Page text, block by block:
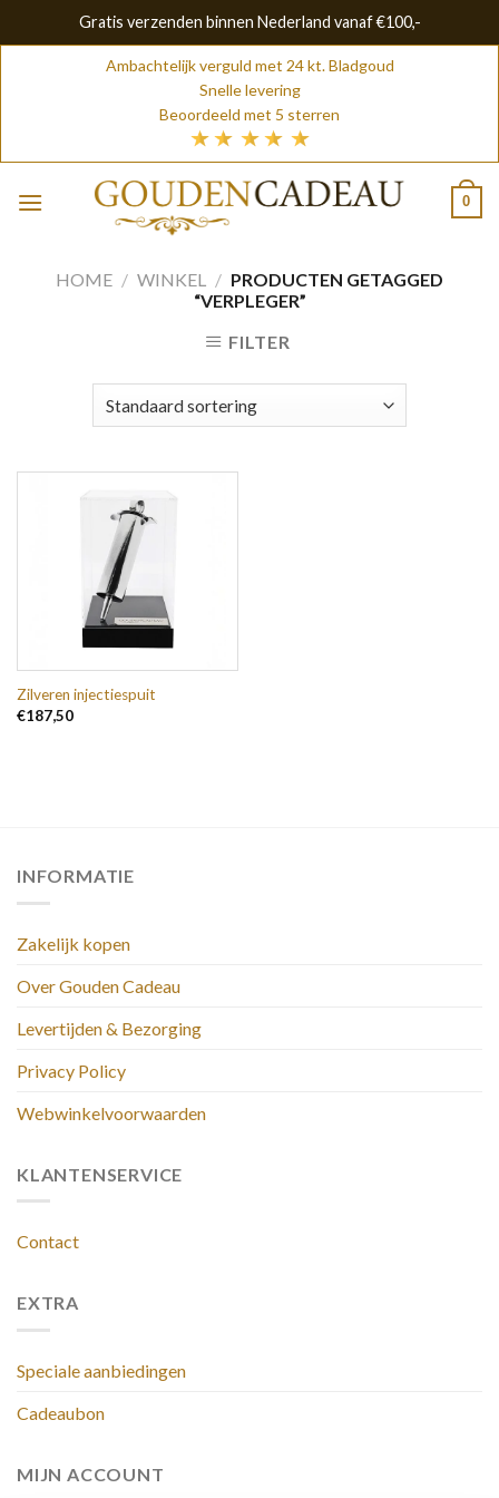
Gratis verzenden binnen Nederland vanaf €100,-
Ambachtelijk verguld met 24 kt. Bladgoud
Snelle levering
Beoordeeld met 5 sterren
0
HOME / WINKEL / PRODUCTEN GETAGGED
“VERPLEGER”
FILTER
Zilveren injectiespuit
€187,50
INFORMATIE
Zakelijk kopen
Over Gouden Cadeau
Levertijden & Bezorging
Privacy Policy
Webwinkelvoorwaarden
KLANTENSERVICE
Contact
EXTRA
Speciale aanbiedingen
Cadeaubon
MIJN ACCOUNT